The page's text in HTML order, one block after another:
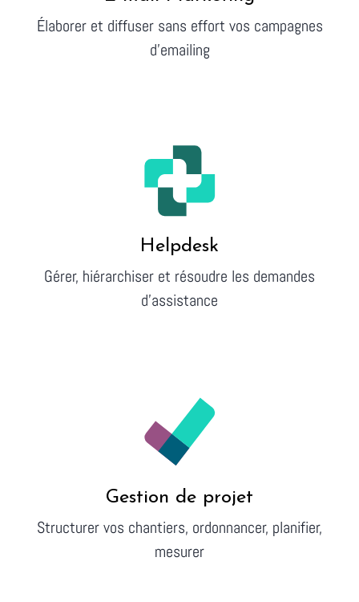
Élaborer et diffuser sans effort vos campagnes
d'emailing
Helpdesk
Gérer, hiérarchiser et résoudre les demandes
d'assistance
Gestion de projet
Structurer vos chantiers, ordonnancer, planifier,
mesurer